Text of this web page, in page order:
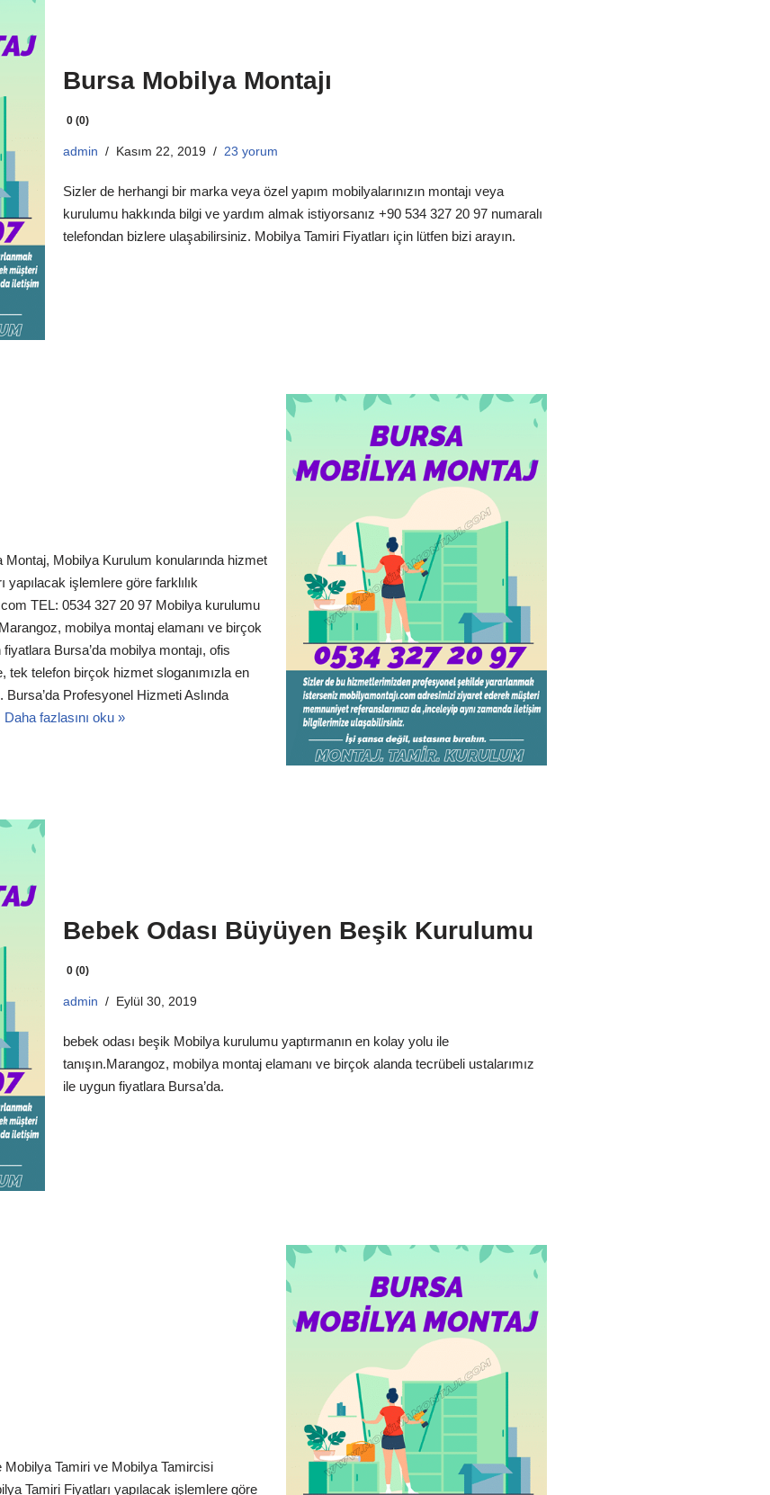
Bursa Mobilya Montajı
0 (0)
admin Kasım 22, 2019 23 yorum
Sizler de herhangi bir marka veya özel yapım mobilyalarınızın montajı veya
kurulumu hakkında bilgi ve yardım almak istiyorsanız +90 534 327 20 97 numaralı
telefondan bizlere ulaşabilirsiniz. Mobilya Tamiri Fiyatları için lütfen bizi arayın.
Montaj, Mobilya Kurulum konularında hizmet
işlemlere göre farklılık
TEL: 0534 327 20 97 Mobilya kurulumu
mobilya montaj elamanı ve birçok
Bursa’da mobilya montajı, ofis
tek telefon birçok hizmet sloganımızla en
Profesyonel Hizmeti Aslında
Daha fazlasını oku »
Bebek Odası Büyüyen Beşik Kurulumu
0 (0)
admin Eylül 30, 2019
bebek odası beşik Mobilya kurulumu yaptırmanın en kolay yolu ile
tanışın.Marangoz, mobilya montaj elamanı ve birçok alanda tecrübeli ustalarımız
ile uygun fiyatlara Bursa’da.
Tamiri ve Mobilya Tamircisi
Tamiri Fiyatları yapılacak işlemlere göre